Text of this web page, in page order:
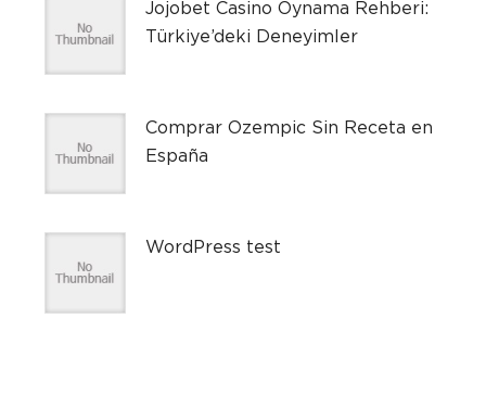
Jojobet Casino Oynama Rehberi:
Türkiye’deki Deneyimler
Comprar Ozempic Sin Receta en
España
WordPress test